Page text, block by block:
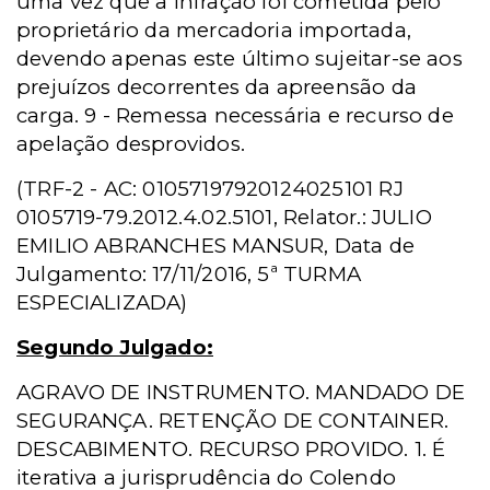
proprietário da mercadoria importada,
devendo apenas este último sujeitar-se aos
prejuízos decorrentes da apreensão da
carga. 9 - Remessa necessária e recurso de
apelação desprovidos.
(TRF-2 - AC: 01057197920124025101 RJ
0105719-79.2012.4.02.5101, Relator.: JULIO
EMILIO ABRANCHES MANSUR, Data de
Julgamento: 17/11/2016, 5ª TURMA
ESPECIALIZADA)
Segundo Julgado:
AGRAVO DE INSTRUMENTO. MANDADO DE
SEGURANÇA. RETENÇÃO DE CONTAINER.
DESCABIMENTO. RECURSO PROVIDO. 1. É
iterativa a jurisprudência do Colendo